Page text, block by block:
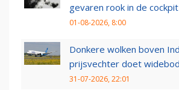
gevaren rook in de cockpit
01-08-2026, 8:00
Donkere wolken boven
prijsvechter doet
31-07-2026, 22:01